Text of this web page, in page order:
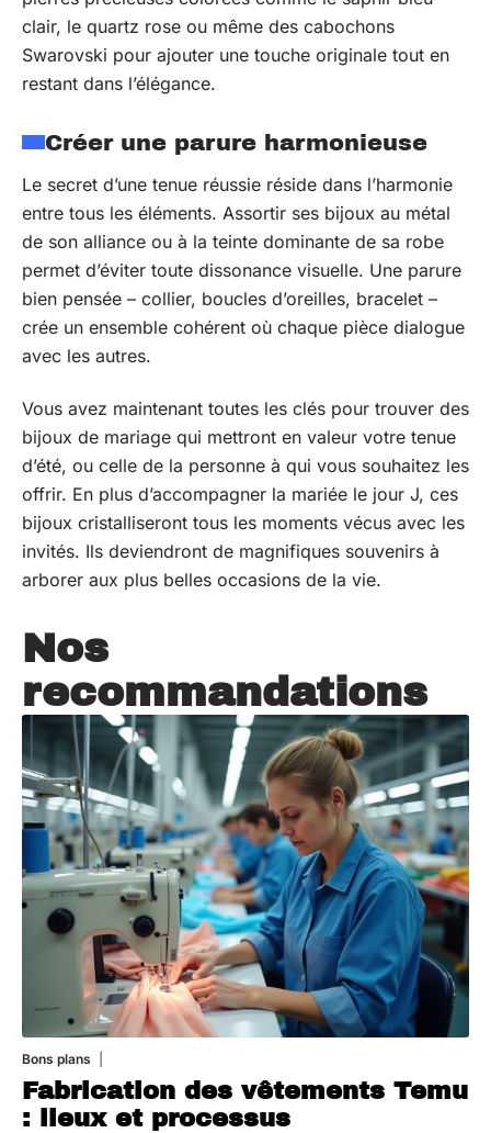
clair, le quartz rose ou même des cabochons
Swarovski pour ajouter une touche originale tout en
restant dans l’élégance.
Créer une parure harmonieuse
Le secret d’une tenue réussie réside dans l’harmonie
entre tous les éléments. Assortir ses bijoux au métal
de son alliance ou à la teinte dominante de sa robe
permet d’éviter toute dissonance visuelle. Une parure
bien pensée – collier, boucles d’oreilles, bracelet –
crée un ensemble cohérent où chaque pièce dialogue
avec les autres.
Vous avez maintenant toutes les clés pour trouver des
bijoux de mariage qui mettront en valeur votre tenue
d’été, ou celle de la personne à qui vous souhaitez les
offrir. En plus d’accompagner la mariée le jour J, ces
bijoux cristalliseront tous les moments vécus avec les
invités. Ils deviendront de magnifiques souvenirs à
arborer aux plus belles occasions de la vie.
Nos
recommandations
Bons plans
Fabrication des vêtements Temu
: lieux et processus